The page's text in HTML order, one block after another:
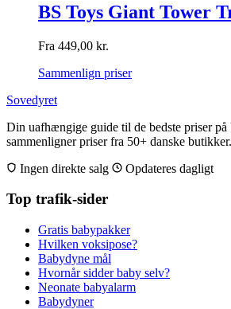
BS Toys Giant Tower
Fra 449,00 kr.
Sammenlign priser
Sovedyret
Din uafhængige guide til de bedste priser
sammenligner priser fra 50+ danske butikker.
Ingen direkte salg
Opdateres dagligt
Top trafik-sider
Gratis babypakker
Hvilken voksipose?
Babydyne mål
Hvornår sidder baby selv?
Neonate babyalarm
Babydyner